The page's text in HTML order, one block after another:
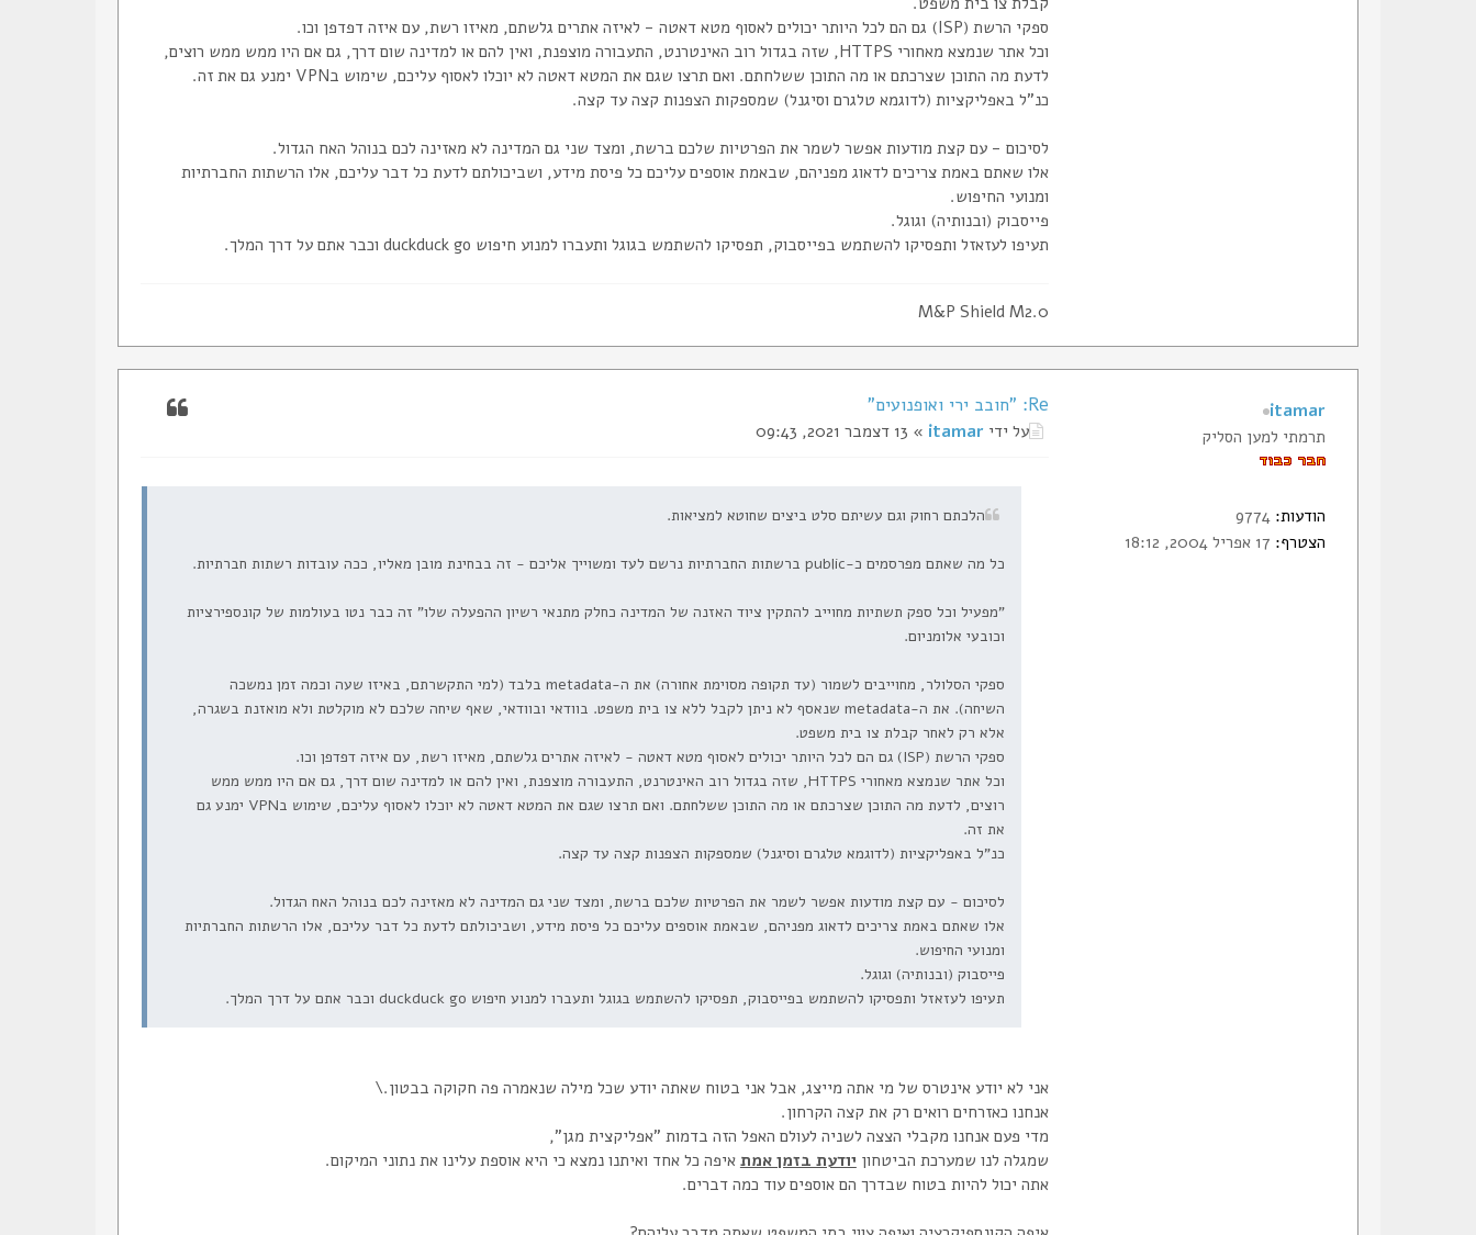
ספקי הרשת (ISP) גם הם לכל היותר יכולים לאסוף מטא דאטה - לאיזה אתרים גלשתם, מאיזו רשת, עם איזה דפדפן וכו.
וכל אתר שנמצא מאחורי HTTPS, שזה בגדול רוב האינטרנט, התעבורה מוצפנת, ואין להם או למדינה שום דרך, גם אם היו ממש ממש רוצים,
לדעת מה התוכן שצרכתם או מה התוכן ששלחתם. ואם תרצו שגם את המטא דאטה לא יוכלו לאסוף עליכם, שימוש בVPN ימנע גם את זה.
כנ"ל באפליקציות (לדוגמא טלגרם וסיגנל) שמספקות הצפנות קצה עד קצה.
לסיכום - עם קצת מודעות אפשר לשמר את הפרטיות שלכם ברשת, ומצד שני גם המדינה לא מאזינה לכם בנוהל האח הגדול.
אלו שאתם באמת צריכים לדאוג מפניהם, שבאמת אוספים עליכם כל פיסת מידע, ושביכולתם לדעת כל דבר עליכם, אלו הרשתות החברתיות
ומנועי החיפוש.
פייסבוק (ובנותיה) וגוגל.
תעיפו לעזאזל ותפסיקו להשתמש בפייסבוק, תפסיקו להשתמש בגוגל ותעברו למנוע חיפוש duckduck go וכבר אתם על דרך המלך.
M&P Shield M2.0
Re: "חובב ירי ואופנועים"
על ידיitamar » 13 דצמבר 2021, 09:43
הלכתם רחוק וגם עשיתם סלט ביצים שחוטא למציאות.
כל מה שאתם מפרסמים כ-public ברשתות החברתיות נרשם לעד ומשוייך אליכם - זה בבחינת מובן מאליו, ככה עובדות רשתות חברתיות.
"מפעיל וכל ספק תשתיות מחוייב להתקין ציוד האזנה של המדינה כחלק מתנאי רשיון ההפעלה שלו" זה כבר נטו בעולמות של קונספירציות
וכובעי אלומניום.
ספקי הסלולר, מחוייבים לשמור (עד תקופה מסוימת אחורה) את ה-metadata בלבד (למי התקשרתם, באיזו שעה וכמה זמן נמשכה
השיחה). את ה-metadata שנאסף לא ניתן לקבל ללא צו בית משפט. בוודאי ובוודאי, שאף שיחה שלכם לא מוקלטת ולא מואזנת בשגרה,
אלא רק לאחר קבלת צו בית משפט.
ספקי הרשת (ISP) גם הם לכל היותר יכולים לאסוף מטא דאטה - לאיזה אתרים גלשתם, מאיזו רשת, עם איזה דפדפן וכו.
וכל אתר שנמצא מאחורי HTTPS, שזה בגדול רוב האינטרנט, התעבורה מוצפנת, ואין להם או למדינה שום דרך, גם אם היו ממש ממש
רוצים, לדעת מה התוכן שצרכתם או מה התוכן ששלחתם. ואם תרצו שגם את המטא דאטה לא יוכלו לאסוף עליכם, שימוש בVPN ימנע גם
את זה.
כנ"ל באפליקציות (לדוגמא טלגרם וסיגנל) שמספקות הצפנות קצה עד קצה.
לסיכום - עם קצת מודעות אפשר לשמר את הפרטיות שלכם ברשת, ומצד שני גם המדינה לא מאזינה לכם בנוהל האח הגדול.
אלו שאתם באמת צריכים לדאוג מפניהם, שבאמת אוספים עליכם כל פיסת מידע, ושביכולתם לדעת כל דבר עליכם, אלו הרשתות החברתיות
ומנועי החיפוש.
פייסבוק (ובנותיה) וגוגל.
תעיפו לעזאזל ותפסיקו להשתמש בפייסבוק, תפסיקו להשתמש בגוגל ותעברו למנוע חיפוש duckduck go וכבר אתם על דרך המלך.
אני לא יודע אינטרס של מי אתה מייצג, אבל אני בטוח שאתה יודע שכל מילה שנאמרה פה חקוקה בבטון.\
אנחנו כאזרחים רואים רק את קצה הקרחון.
מדי פעם אנחנו מקבלי הצצה לשניה לעולם האפל הזה בדמות "אפליקצית מגן",
שמגלה לנו שמערכת הביטחון יודעת בזמן אמת איפה כל אחד ואיתנו נמצא כי היא אוספת עלינו את נתוני המיקום.
אתה יכול להיות בטוח שבדרך הם אוספים עוד כמה דברים.
itamar
תרמתי למען הסליק
הודעות:
הצטרף: